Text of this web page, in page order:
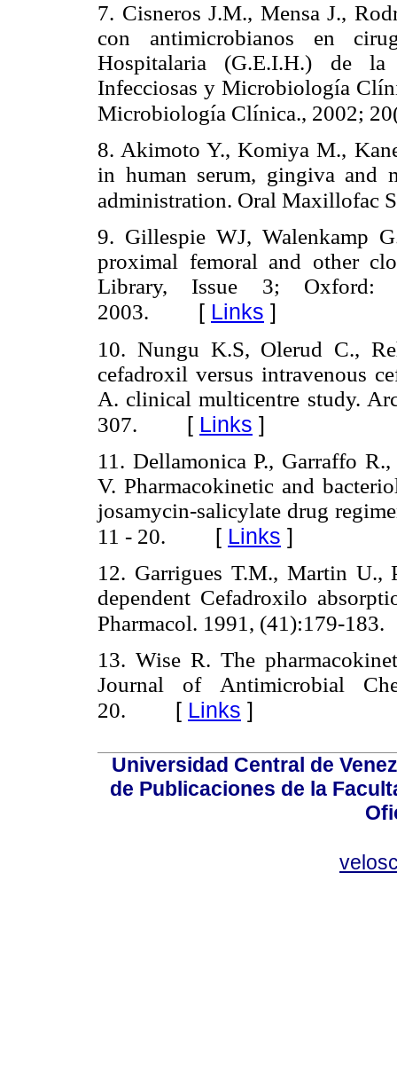
7. Cisneros J.M., Mensa J.,
con antimicrobianos en
Hospitalaria (G.E.I.H.) de la
Infecciosas y Microbiología
Microbiología Clínica., 2002;
8. Akimoto Y., Komiya M.,
in human serum, gingiva and
administration. Oral Maxillofac
9. Gillespie WJ, Walenkamp
proximal femoral and other
Library, Issue 3; Oxford:
2003. [ Links ]
10. Nungu K.S, Olerud C.,
cefadroxil versus intravenous
A. clinical multicentre study.
307. [ Links ]
11. Dellamonica P., Garraffo
V. Pharmacokinetic and
josamycin-salicylate drug
11 - 20. [ Links ]
12. Garrigues T.M., Martin U.,
dependent Cefadroxilo
Pharmacol. 1991, (41):179-183.
13. Wise R. The
Journal of Antimicrobial
20. [ Links ]
Universidad Central de
de Publicaciones de la